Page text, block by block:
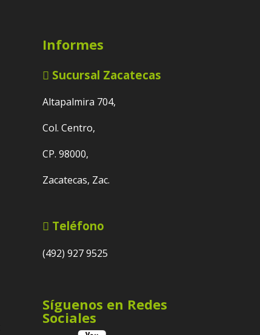
Informes
Sucursal Zacatecas
Altapalmira 704,
Col. Centro,
CP. 98000,
Zacatecas, Zac.
Teléfono
(492) 927 9525
Síguenos en Redes
Sociales